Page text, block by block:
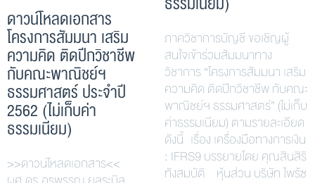
ดาวน์โหลดเอกสาร
โครงการสัมมนา เสริม
ความคิด ติดปีกวิชาชีพ
กับคณะพาณิชย์ฯ
ธรรมศาสตร์ ประจำปี
2562 (ไม่เก็บค่า
ธรรมเนียม)
>>ดาวน์โหลดเอกสาร<<
ภาควิชาการบัญชี ขอเชิญผู้
สนใจเข้าร่วมสัมมนาทาง
วิชาการ “โครงการสัมมนา เสริม
ความคิด ติดปีกวิชาชีพ กับคณะ
พาณิชย์ฯ ธรรมศาสตร์” (ไม่เก็บ
ค่าธรรมเนียม) ตามรายละเอียด
ดังนี้ เรื่อง เครื่องมือทางการเงิน
: IFRS9 บรรยายโดย คุณสินสิริ
ทังสมบัติ หุ้นส่วน บริษัท ไพร้ซ